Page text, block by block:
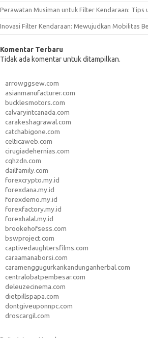
Perawatan Musiman untuk Filter Kendaraan: Tips
Inovasi Filter Kendaraan: Mewujudkan Mobilitas
Komentar Terbaru
Tidak ada komentar untuk ditampilkan.
arrowggsew.com
asianmanufacturer.com
bucklesmotors.com
calvaryintcanada.com
carakeshagrawal.com
catchabigone.com
celticaweb.com
cirugiadehernias.com
cqhzdn.com
dailfamily.com
forexcrypto.my.id
forexdana.my.id
forexdemo.my.id
forexfactory.my.id
forexhalal.my.id
brookehofsess.com
bswproject.com
captivedaughtersfilms.com
caraamanaborsi.com
caramenggugurkankandunganherbal.com
centralobatpembesar.com
deleuzecinema.com
dietpillspapa.com
dontgiveuponnpc.com
droscargil.com